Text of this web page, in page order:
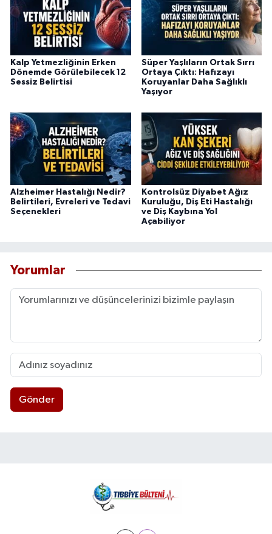
Kalp Yetmezliğinin Erken
Dönemde Görülebilecek 12
Sessiz Belirtisi
Süper Yaşlıların Ortak Sırrı
Ortaya Çıktı: Hafızayı
Koruyanlar Daha Sağlıklı
Yaşıyor
Alzheimer Hastalığı Nedir?
Belirtileri, Evreleri ve Tedavi
Seçenekleri
Kontrolsüz Diyabet Ağız
Kuruluğu, Diş Eti Hastalığı
ve Diş Kaybına Yol
Açabiliyor
Yorumlar
Gönder